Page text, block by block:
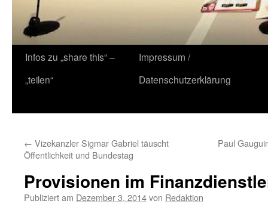
Zum
Inhalt
Infos zu „share this“ –
„teilen“
Impressum /
Datenschutzerklärung
← Vizekanzler Sigmar Gabriel täuscht
Öffentlichkeit und Bundestag
Paul
Provisionen im
Publiziert am Dezember 3, 2014von Redaktion